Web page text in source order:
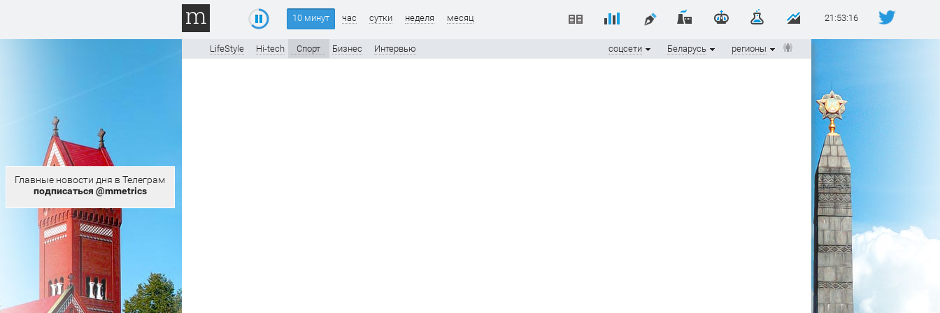
Главные новости дня в Телеграм
подписаться @mmetrics
21:53:16
10 минут час сутки неделя месяц
LifeStyle Hi-tech Спорт Бизнес Интервью регионы
Беларусь
соцсети